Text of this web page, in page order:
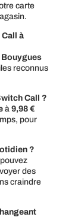
carte
à
Bouygues
reconnus
Call ?
à 9,98 €
pour
?
des
craindre